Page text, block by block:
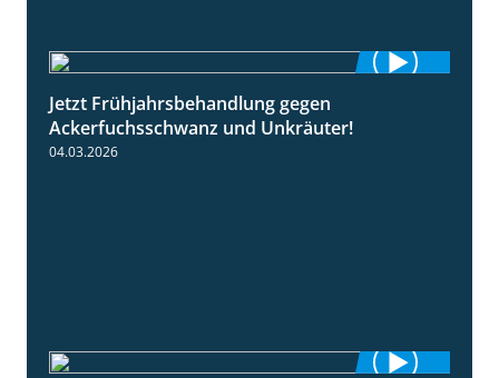
Jetzt Frühjahrsbehandlung gegen
Ackerfuchsschwanz und Unkräuter!
04.03.2026